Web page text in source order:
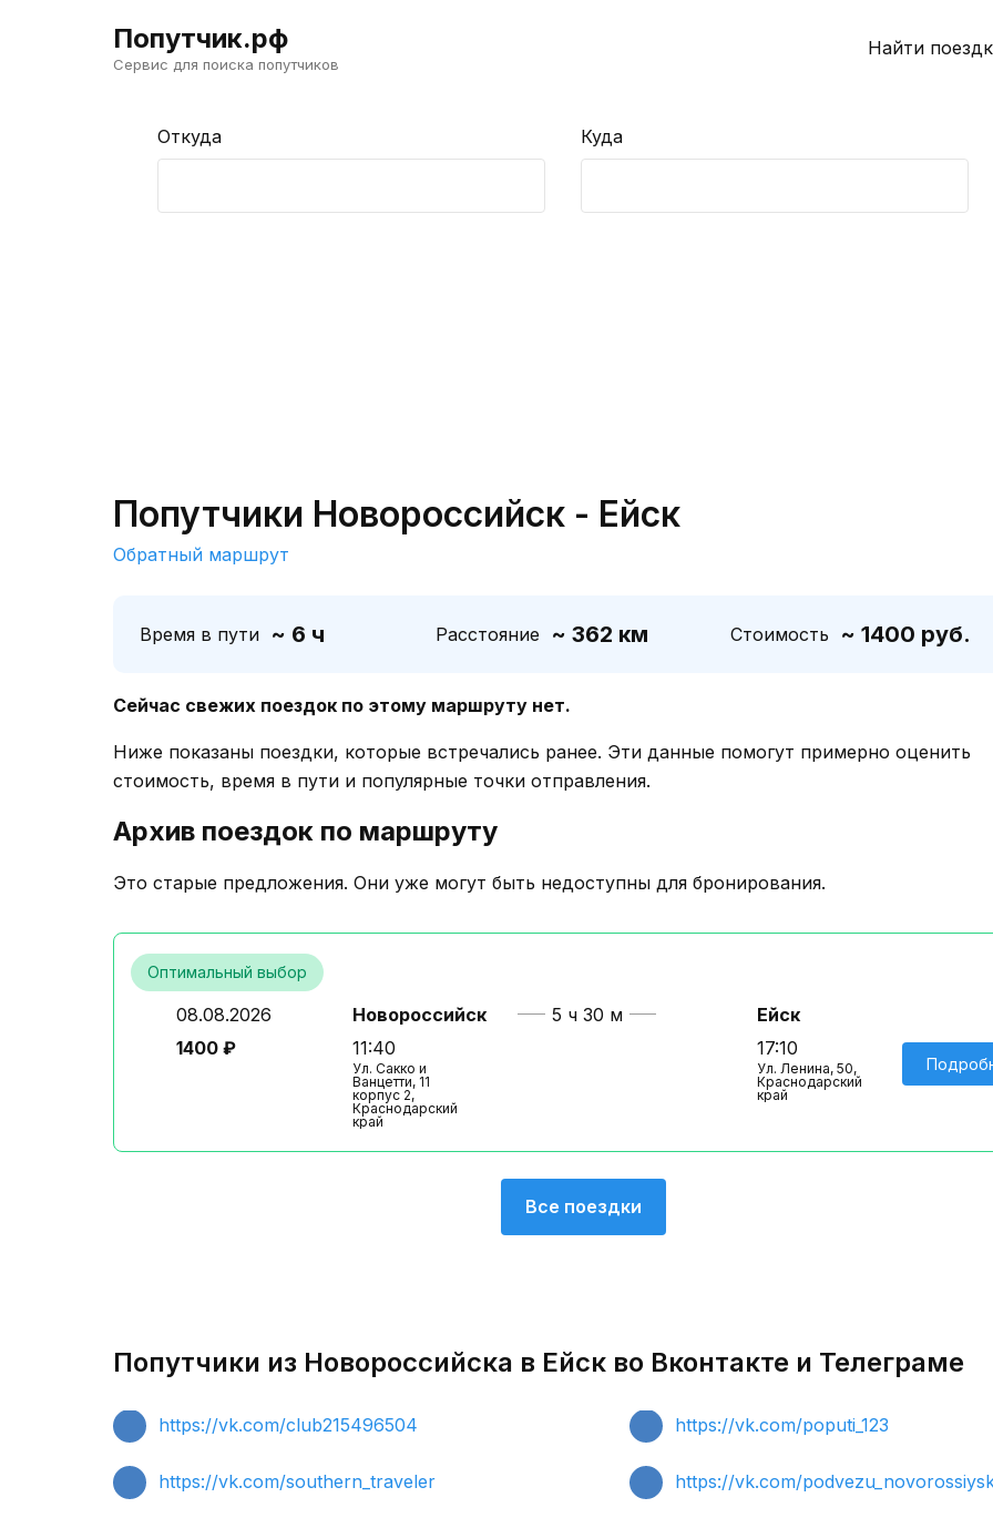
Попутчик.рф
Сервис для поиска попутчиков
Найти
Откуда Куда
Попутчики Новороссийск - Ейск
Обратный маршрут
Время в пути ~ 6 ч Расстояние ~ 362 км Стоимость ~ 1400 руб.
Сейчас свежих поездок по этому маршруту нет.
Ниже показаны поездки, которые встречались ранее. Эти данные помогут примерно оценить
стоимость, время в пути и популярные точки отправления.
Архив поездок по маршруту
Это старые предложения. Они уже могут быть недоступны для бронирования.
Оптимальный выбор
08.08.2026
1400 ₽
Новороссийск
11:40
Ул. Сакко и
Ванцетти, 11
корпус 2,
Краснодарский
край
5 ч 30 м
Ейск
17:10
Ул. Ленина, 50,
Краснодарский
край
Все поездки
Попутчики из Новороссийска в Ейск во Вконтакте и Телеграме
https://vk.com/club215496504 https://vk.com/poputi_123
https://vk.com/southern_traveler https://vk.com/